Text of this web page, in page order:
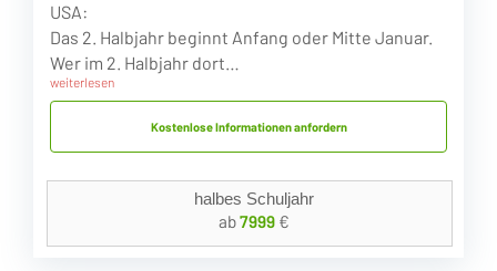
USA:
Das 2. Halbjahr beginnt Anfang oder Mitte Januar.
Wer im 2. Halbjahr dort…
weiterlesen
Kostenlose Informationen anfordern
halbes Schuljahr
ab7999€